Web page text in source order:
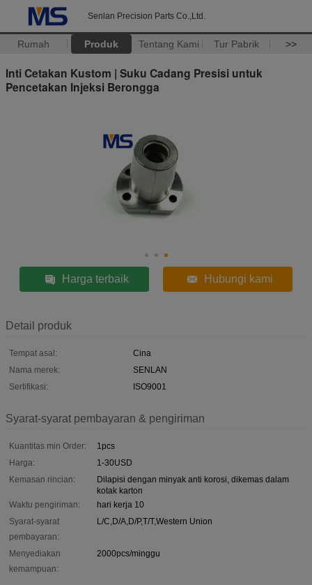
Senlan Precision Parts Co.,Ltd.
Rumah Produk Tentang Kami Tur Pabrik >>
Inti Cetakan Kustom | Suku Cadang Presisi untuk
Pencetakan Injeksi Berongga
Harga terbaik Hubungi kami
Detail produk
Tempat asal:
Cina
Nama merek:
SENLAN
Sertifikasi:
ISO9001
Syarat-syarat pembayaran & pengiriman
Kuantitas min Order:
1pcs
Harga:
1-30USD
Kemasan rincian:
Dilapisi dengan minyak anti korosi, dikemas dalam
kotak karton
Waktu pengiriman:
hari kerja 10
Syarat-syarat
pembayaran:
L/C,D/A,D/P,T/T,Western Union
Menyediakan
kemampuan:
2000pcs/minggu